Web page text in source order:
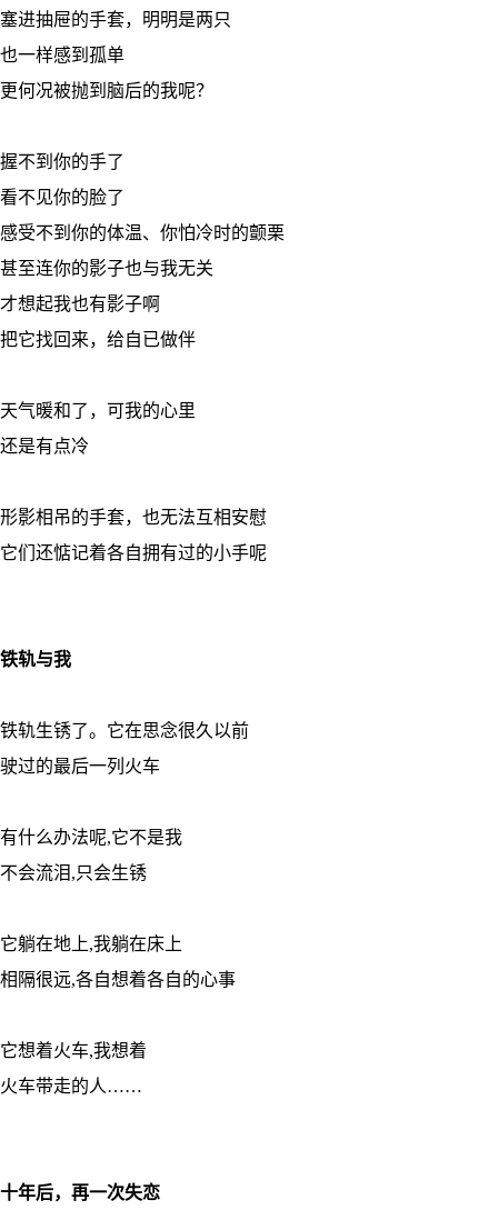
塞进抽屉的手套，明明是两只
也一样感到孤单
更何况被抛到脑后的我呢？
握不到你的手了
看不见你的脸了
感受不到你的体温、你怕冷时的颤栗
甚至连你的影子也与我无关
才想起我也有影子啊
把它找回来，给自已做伴
天气暖和了，可我的心里
还是有点冷
形影相吊的手套，也无法互相安慰
它们还惦记着各自拥有过的小手呢
铁轨与我
铁轨生锈了。它在思念很久以前
驶过的最后一列火车
有什么办法呢,它不是我
不会流泪,只会生锈
它躺在地上,我躺在床上
相隔很远,各自想着各自的心事
它想着火车,我想着
火车带走的人……
十年后，再一次失恋